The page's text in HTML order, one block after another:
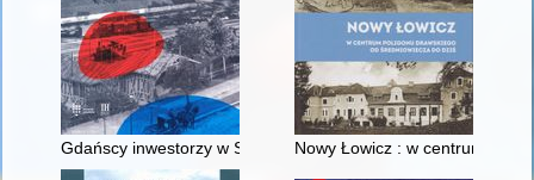
Gdańscy inwestorzy w Sopocie : prestiż finansowy i
Nowy Łowicz : w centrum